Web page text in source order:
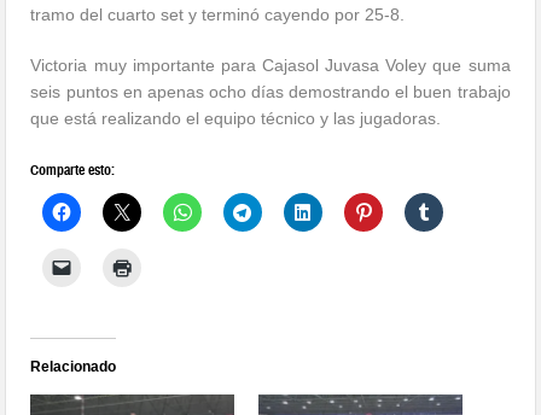
tramo del cuarto set y terminó cayendo por 25-8.
Victoria muy importante para Cajasol Juvasa Voley que suma
seis puntos en apenas ocho días demostrando el buen trabajo
que está realizando el equipo técnico y las jugadoras.
Comparte esto:
Relacionado